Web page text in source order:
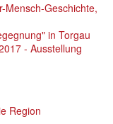
Mensch-Geschichte,
in Torgau
- Ausstellung
Region